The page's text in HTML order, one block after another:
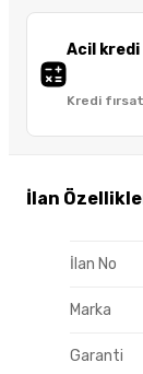
Acil kredi
Kredi
İlan
İlan No
Marka
Garanti